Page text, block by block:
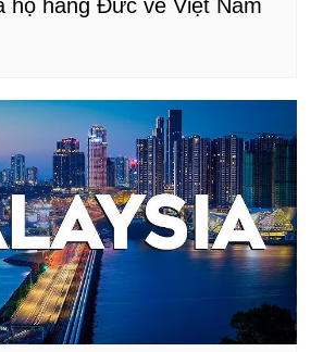
hộ hàng Đức về Việt Nam